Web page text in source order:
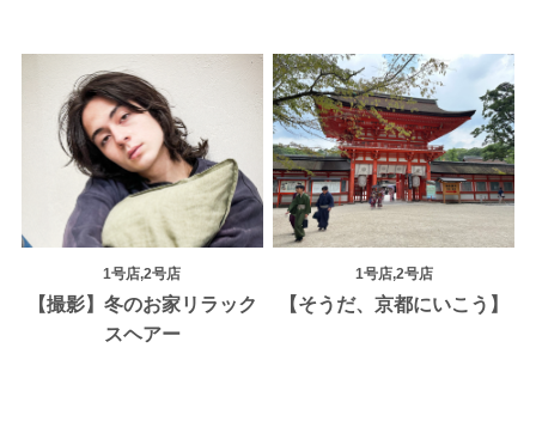
1号店,2号店
【撮影】冬のお家リラック
スヘアー
1号店,2号店
【そうだ、京都にいこう】